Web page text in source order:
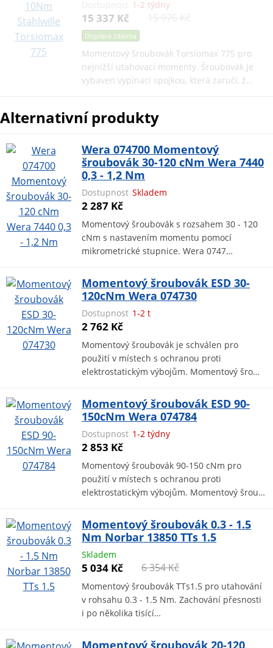
1-2 týdny
15 337 Kč
Doprava zdarma
Momentový šroubovák Torsiomax 775 pro
nejnižší utahovací momenty. Šroubovák je
vybaven vypínací spojkou, která zaručí, ž…
Alternativní produkty
Wera 074700 Momentový
šroubovák 30-120 cNm Wera 7440
0,3 - 1,2 Nm
Dostupnost Skladem
2 287 Kč
Momentový šroubovák s rozsahem 30 - 120
cNm s nastavením momentu pomocí
mikrometrické stupnice. Wera 0747…
Momentový šroubovák ESD 30-
120cNm Wera 074730
Dostupnost 1-2 t
2 762 Kč
Momentový šroubovák je schválen pro
použití v místech s ochranou proti
elektrostatickým výbojům. Momentový šro…
Momentový šroubovák ESD 90-
150cNm Wera 074784
Dostupnost 1-2 týdny
2 853 Kč
Momentový šroubovák 90-150 cNm pro
použití v místech s ochranou proti
elektrostatickým výbojům. Momentový šrou…
Momentový šroubovák 0.3 - 1.5
Nm Norbar 13850 TTs 1.5
Skladem
5 034 Kč 6 354 Kč
Momentový šroubovák TTs1.5 pro utahování
v rohsahu 0.3 - 1.5 Nm. Zachování přesnosti
i po několika tisící…
Momentový šroubovák 20-120